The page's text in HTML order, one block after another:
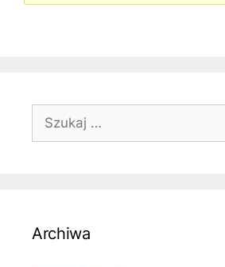
Szukaj:
Archiwa